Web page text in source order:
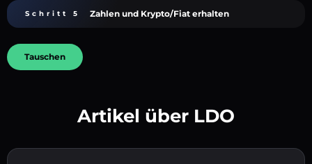
Schritt 5 Zahlen und Krypto/Fiat erhalten
Tauschen
Artikel über LDO